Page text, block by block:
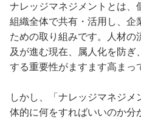
ナレッジマネジメントとは、
組織全体で共有・活用し、企
ための取り組みです。人材
及が進む現在、属人化を防
する重要性がますます高まっ
しかし、「ナレッジマネジ
体的に何をすればいいのか分